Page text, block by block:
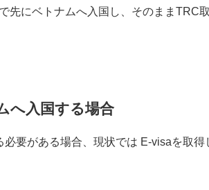
先にベトナムへ入国し、そのままTRC
へ入国する場合
要がある場合、現状では E-visaを取得